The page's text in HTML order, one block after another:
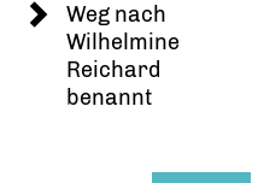
Weg nach
Wilhelmine
Reichard
benannt